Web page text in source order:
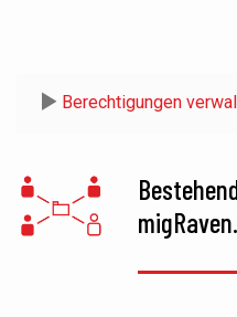
Berechtigungen